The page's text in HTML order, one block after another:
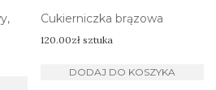
Cukierniczka brązowa
120.00zł sztuka
DODAJ DO KOSZYKA